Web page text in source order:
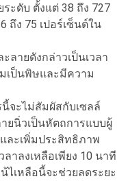
ะดับ ตั้งแต่ 38 ถึง 727
ถึง 75 เปอร์เซ็นต์ใน
ลายดังกล่าวเป็นเวลา
เป็นพิษและมีความ
นี้จะไม่สัมผัสกับเซลล์
ยนิ่วเป็นหัตถการแบบผู้
ละเพิ่มประสิทธิภาพ
าลงเหลือเพียง 10 นาที
ไเหลือนี้จะช่วยลดระยะ